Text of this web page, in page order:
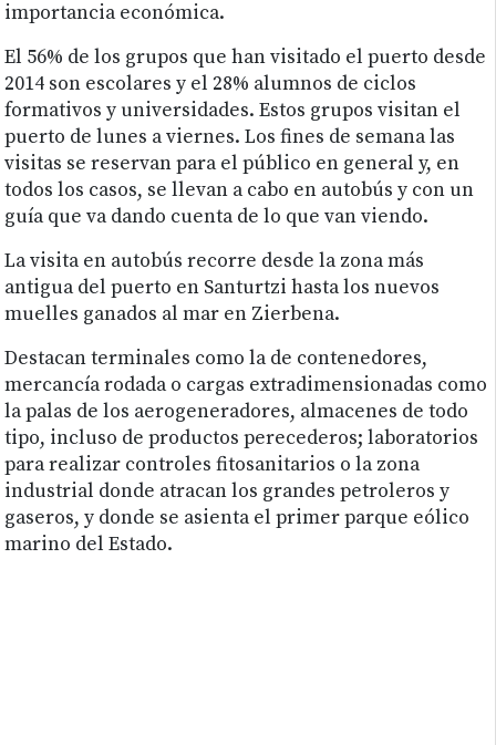
importancia económica.
El 56% de los grupos que han visitado el puerto desde
2014 son escolares y el 28% alumnos de ciclos
formativos y universidades. Estos grupos visitan el
puerto de lunes a viernes. Los fines de semana las
visitas se reservan para el público en general y, en
todos los casos, se llevan a cabo en autobús y con un
guía que va dando cuenta de lo que van viendo.
La visita en autobús recorre desde la zona más
antigua del puerto en Santurtzi hasta los nuevos
muelles ganados al mar en Zierbena.
Destacan terminales como la de contenedores,
mercancía rodada o cargas extradimensionadas como
la palas de los aerogeneradores, almacenes de todo
tipo, incluso de productos perecederos; laboratorios
para realizar controles fitosanitarios o la zona
industrial donde atracan los grandes petroleros y
gaseros, y donde se asienta el primer parque eólico
marino del Estado.